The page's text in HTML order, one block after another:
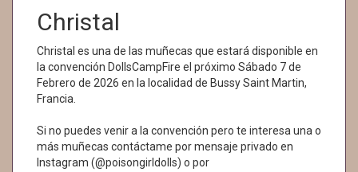
Christal
Christal es una de las muñecas que estará disponible en
la convención DollsCampFire el próximo Sábado 7 de
Febrero de 2026 en la localidad de Bussy Saint Martin,
Francia.
Si no puedes venir a la convención pero te interesa una o
más muñecas contáctame por mensaje privado en
Instagram (@poisongirldolls) o por